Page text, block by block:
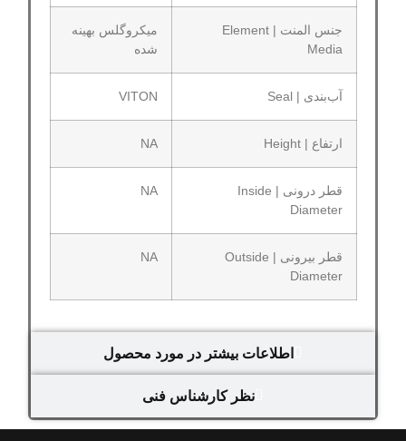
اطلاعات بیشتر در مورد محصول
نظر کارشناس فنی
جنس المنت | Element
Media
میکروگلس بهینه
شده
آب‌بندی | Seal VITON
ارتفاع | Height NA
قطر درونی | Inside
Diameter
NA
قطر بیرونی | Outside
Diameter
NA